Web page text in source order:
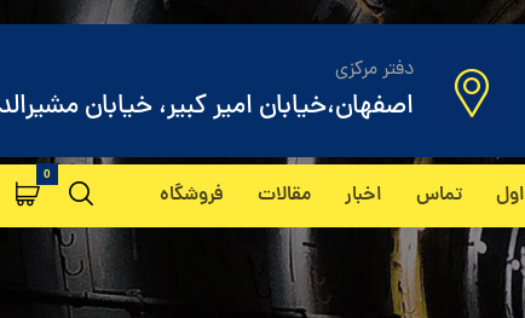
دفتر مرکزی
اصفهان،خیابان امیر کبیر، خیابان
تماس اخبار مقالات فروشگاه